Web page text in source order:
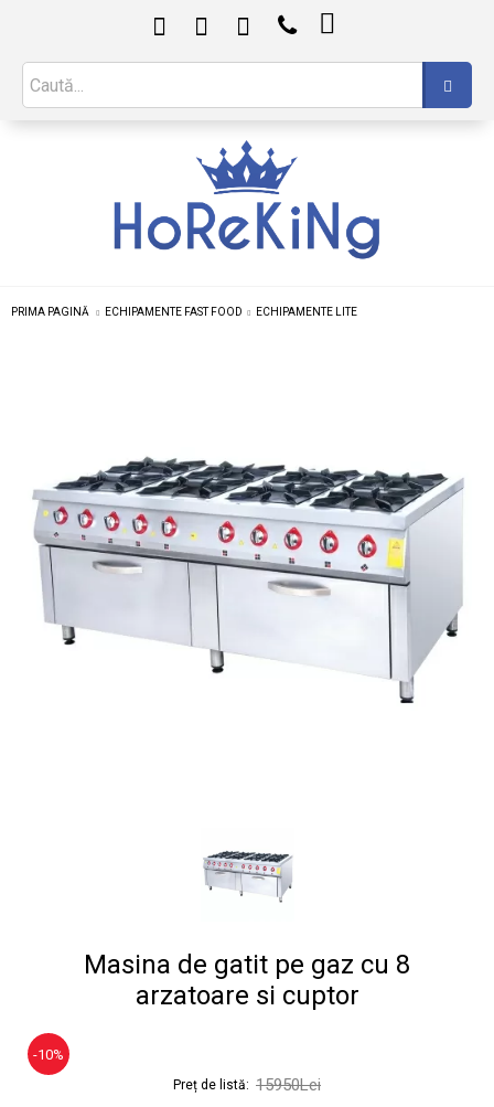

PRIMA PAGINĂ ECHIPAMENTE FAST FOOD ECHIPAMENTE LITE
Masina de gatit pe gaz cu 8
arzatoare si cuptor
-10%
Preț de listă: 15950Lei